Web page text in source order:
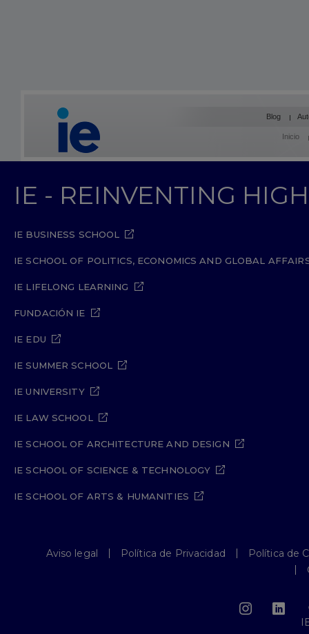
Blog
Inicio
IE - REINVENTING
IE BUSINESS SCHOOL
IE SCHOOL OF POLITICS, ECONOMICS AND GLOBAL
IE LIFELONG LEARNING
FUNDACIÓN IE
IE EDU
IE SUMMER SCHOOL
IE UNIVERSITY
IE LAW SCHOOL
IE SCHOOL OF ARCHITECTURE AND DESIGN
IE SCHOOL OF SCIENCE & TECHNOLOGY
IE SCHOOL OF ARTS & HUMANITIES
Aviso legal Política de Privacidad
Política de